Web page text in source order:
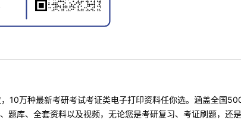
10万种最新考研考试考证类电子打印资料任你选。涵盖全国
题库、全套资料以及视频，无论您是考研复习、考证刷题，还